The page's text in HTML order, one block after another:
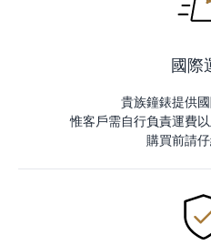
國際
貴族鐘錶提供國
惟客戶需自行負責運費
購買前請仔